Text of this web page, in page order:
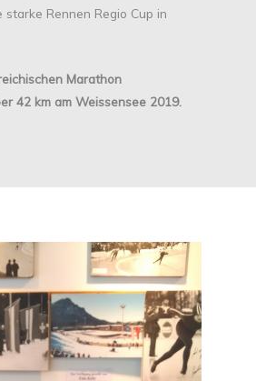
starke Rennen Regio Cup in
Marathon
42 km am Weissensee 2019.